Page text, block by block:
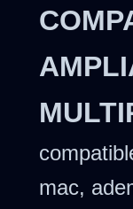
mac,